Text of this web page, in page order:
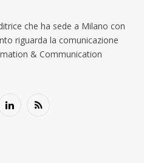
che ha sede a Milano con
riguarda la comunicazione
& Communication
LinkedInRSS